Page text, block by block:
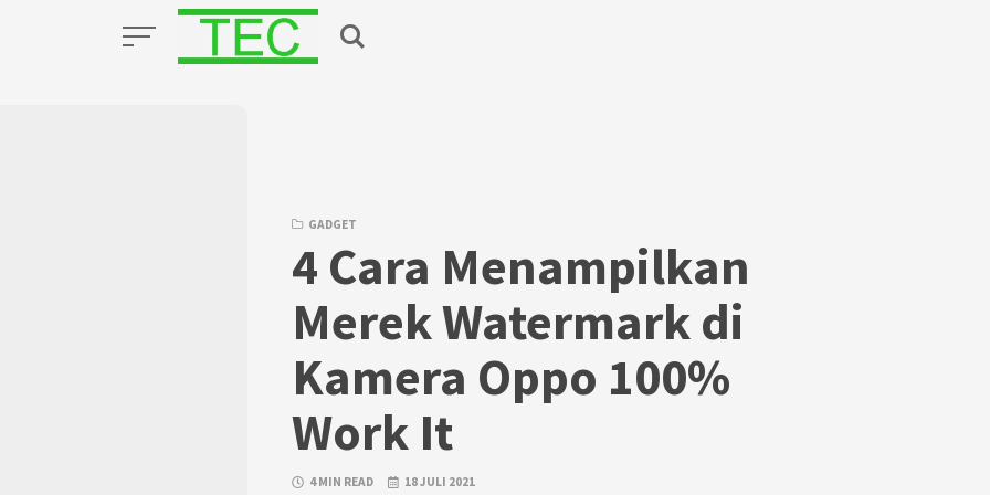
GADGET
4 Cara Menampilkan
Merek Watermark di
Kamera Oppo 100%
Work It
4 MIN READ 18 JULI 2021